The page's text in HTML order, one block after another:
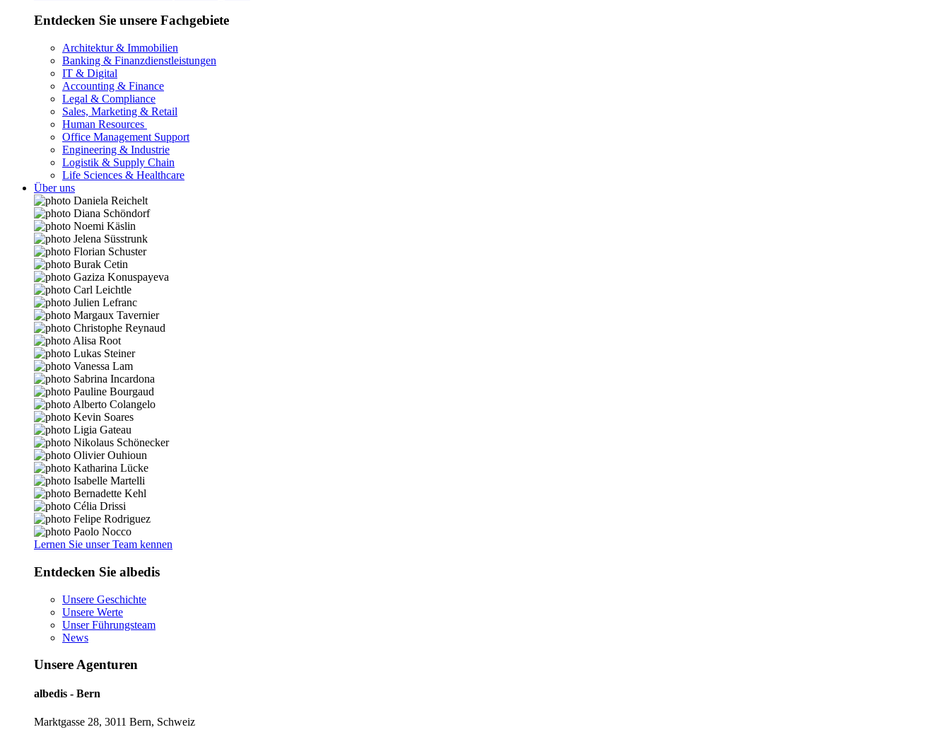
Entdecken Sie unsere Fachgebiete
Architektur & Immobilien
Banking & Finanzdienstleistungen
IT & Digital
Accounting & Finance
Legal & Compliance
Sales, Marketing & Retail
Human Resources
Office Management Support
Engineering & Industrie
Logistik & Supply Chain
Life Sciences & Healthcare
Über uns
Lernen Sie unser Team kennen
Entdecken Sie albedis
Unsere Geschichte
Unsere Werte
Unser Führungsteam
News
Unsere Agenturen
albedis - Bern
Marktgasse 28, 3011 Bern, Schweiz